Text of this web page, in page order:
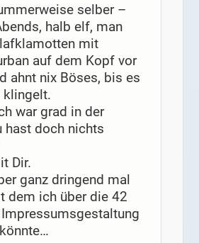
selber –
halb elf, man
mit
auf dem Kopf vor
ahnt nix Böses, bis es
klingelt.
war grad in der
hast doch nichts
Dir.
ganz dringend mal
dem ich über die 42